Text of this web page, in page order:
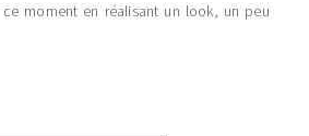
moment en réalisant un look, un peu